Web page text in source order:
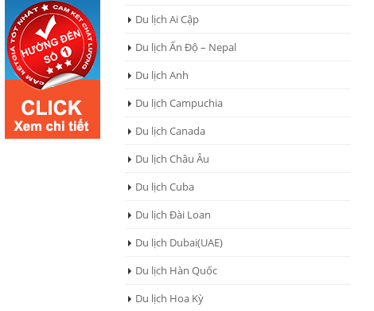
Du lịch Ai Cập
Du lịch Ấn Độ – Nepal
Du lịch Anh
Du lịch Campuchia
Du lịch Canada
Du lịch Châu Âu
Du lịch Cuba
Du lịch Đài Loan
Du lịch Dubai(UAE)
Du lịch Hàn Quốc
Du lịch Hoa Kỳ